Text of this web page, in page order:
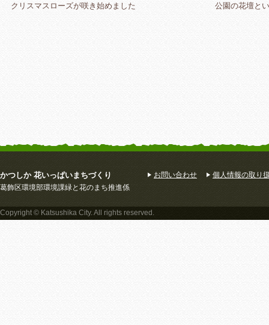
クリスマスローズが咲き始めました 公園の花壇と
かつしか 花いっぱいまちづくり
葛飾区環境部環境課緑と花のまち推進係
お問い合わせ 個人情報の取り
Copyright © Katsushika City. All rights reserved.